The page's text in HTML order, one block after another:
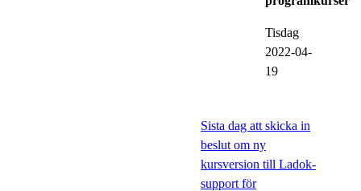
Tisdag
2022-04-
19
Sista dag att skicka in
beslut om ny
kursversion till Ladok-
support för